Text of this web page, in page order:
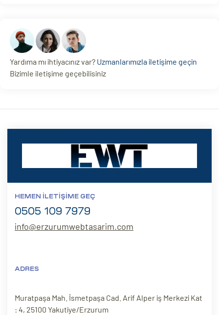
Yardıma mı ihtiyacınız var? Uzmanlarımızla iletişime geçin
Bizimle iletişime geçebilisiniz
HEMEN İLETIŞIME GEÇ
0505 109 7979
info@erzurumwebtasarim.com
ADRES
Muratpaşa Mah. İsmetpaşa Cad. Arif Alper iş Merkezi Kat
: 4, 25100 Yakutiye/Erzurum